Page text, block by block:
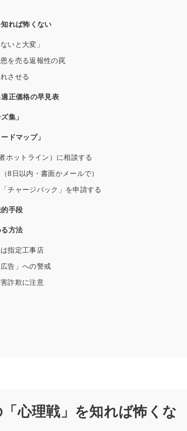
れば怖くない
いと大変」
を売る返報性の罠
させる
正価格の早見表
集」
ドマップ」
ホットライン）に相談する
8日以内・書面かメールで）
チャージバック」を申請する
手段
方法
指定工事店
告」への警戒
詐欺に注意
心理戦」を知れば怖くな